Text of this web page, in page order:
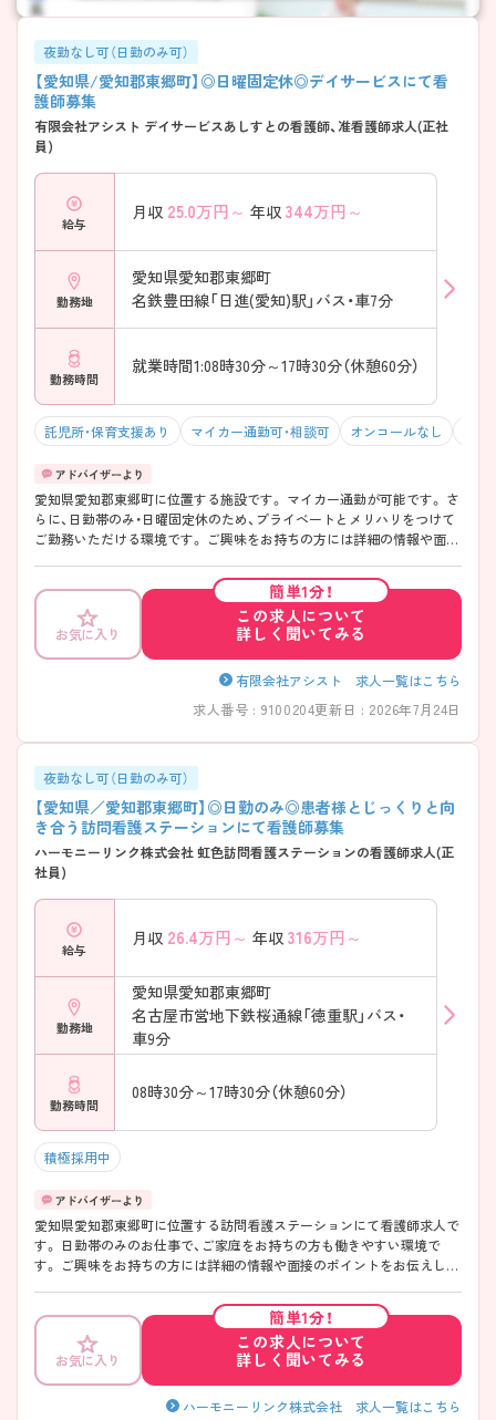
夜勤なし可（日勤のみ可）
【愛知県/愛知郡東郷町】◎日曜固定休◎デイサービスにて看
護師募集
有限会社アシスト デイサービスあしすとの看護師、准看護師求人(正社
員)
給与
月収 25.0万円～ 年収 344万円～
勤務地
愛知県愛知郡東郷町
名鉄豊田線「日進(愛知)駅」バス・車7分
勤務時間
就業時間1:08時30分～17時30分（休憩60分）
託児所・保育支援あり マイカー通勤可・相談可 オンコールなし
愛知県愛知郡東郷町に位置する施設です。 マイカー通勤が可能です。 さ
らに、日勤帯のみ・日曜固定休のため、プライベートとメリハリをつけて
ご勤務いただける環境です。 ご興味をお持ちの方には詳細の情報や面接
お気に入り
簡単1分！
この求人について
詳しく聞いてみる
有限会社アシスト 求人一覧はこちら
求人番号 : 9100204更新日 : 2026年7月24日
夜勤なし可（日勤のみ可）
【愛知県／愛知郡東郷町】◎日勤のみ◎患者様とじっくりと向
き合う訪問看護ステーションにて看護師募集
ハーモニーリンク株式会社 虹色訪問看護ステーションの看護師求人(正
社員)
給与
月収 26.4万円～ 年収 316万円～
勤務地
愛知県愛知郡東郷町
名古屋市営地下鉄桜通線「徳重駅」バス・
車9分
勤務時間
08時30分～17時30分（休憩60分）
積極採用中
愛知県愛知郡東郷町に位置する訪問看護ステーションにて看護師求人で
す。 日勤帯のみのお仕事で、ご家庭をお持ちの方も働きやすい環境で
す。 ご興味をお持ちの方には詳細の情報や面接のポイントをお伝えしま
お気に入り
簡単1分！
この求人について
詳しく聞いてみる
ハーモニーリンク株式会社 求人一覧はこちら